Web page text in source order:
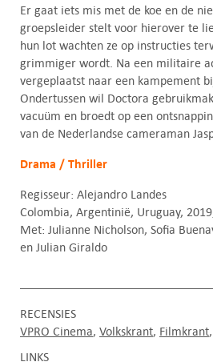
Er gaat iets mis met de koe en de
groepsleider stelt voor hierover te
hun lot wachten ze op instructies
grimmiger wordt. Na een militaire
vergeplaatst naar een kampement
Ondertussen wil Doctora
vacuüm en broedt op een
van de Nederlandse cameraman
Drama / Thriller
Regisseur: Alejandro Landes
Colombia, Argentinië, Uruguay,
Met: Julianne Nicholson, Sofia
en Julian Giraldo
RECENSIES
VPRO Cinema Volkskrant Filmkrant
LINKS